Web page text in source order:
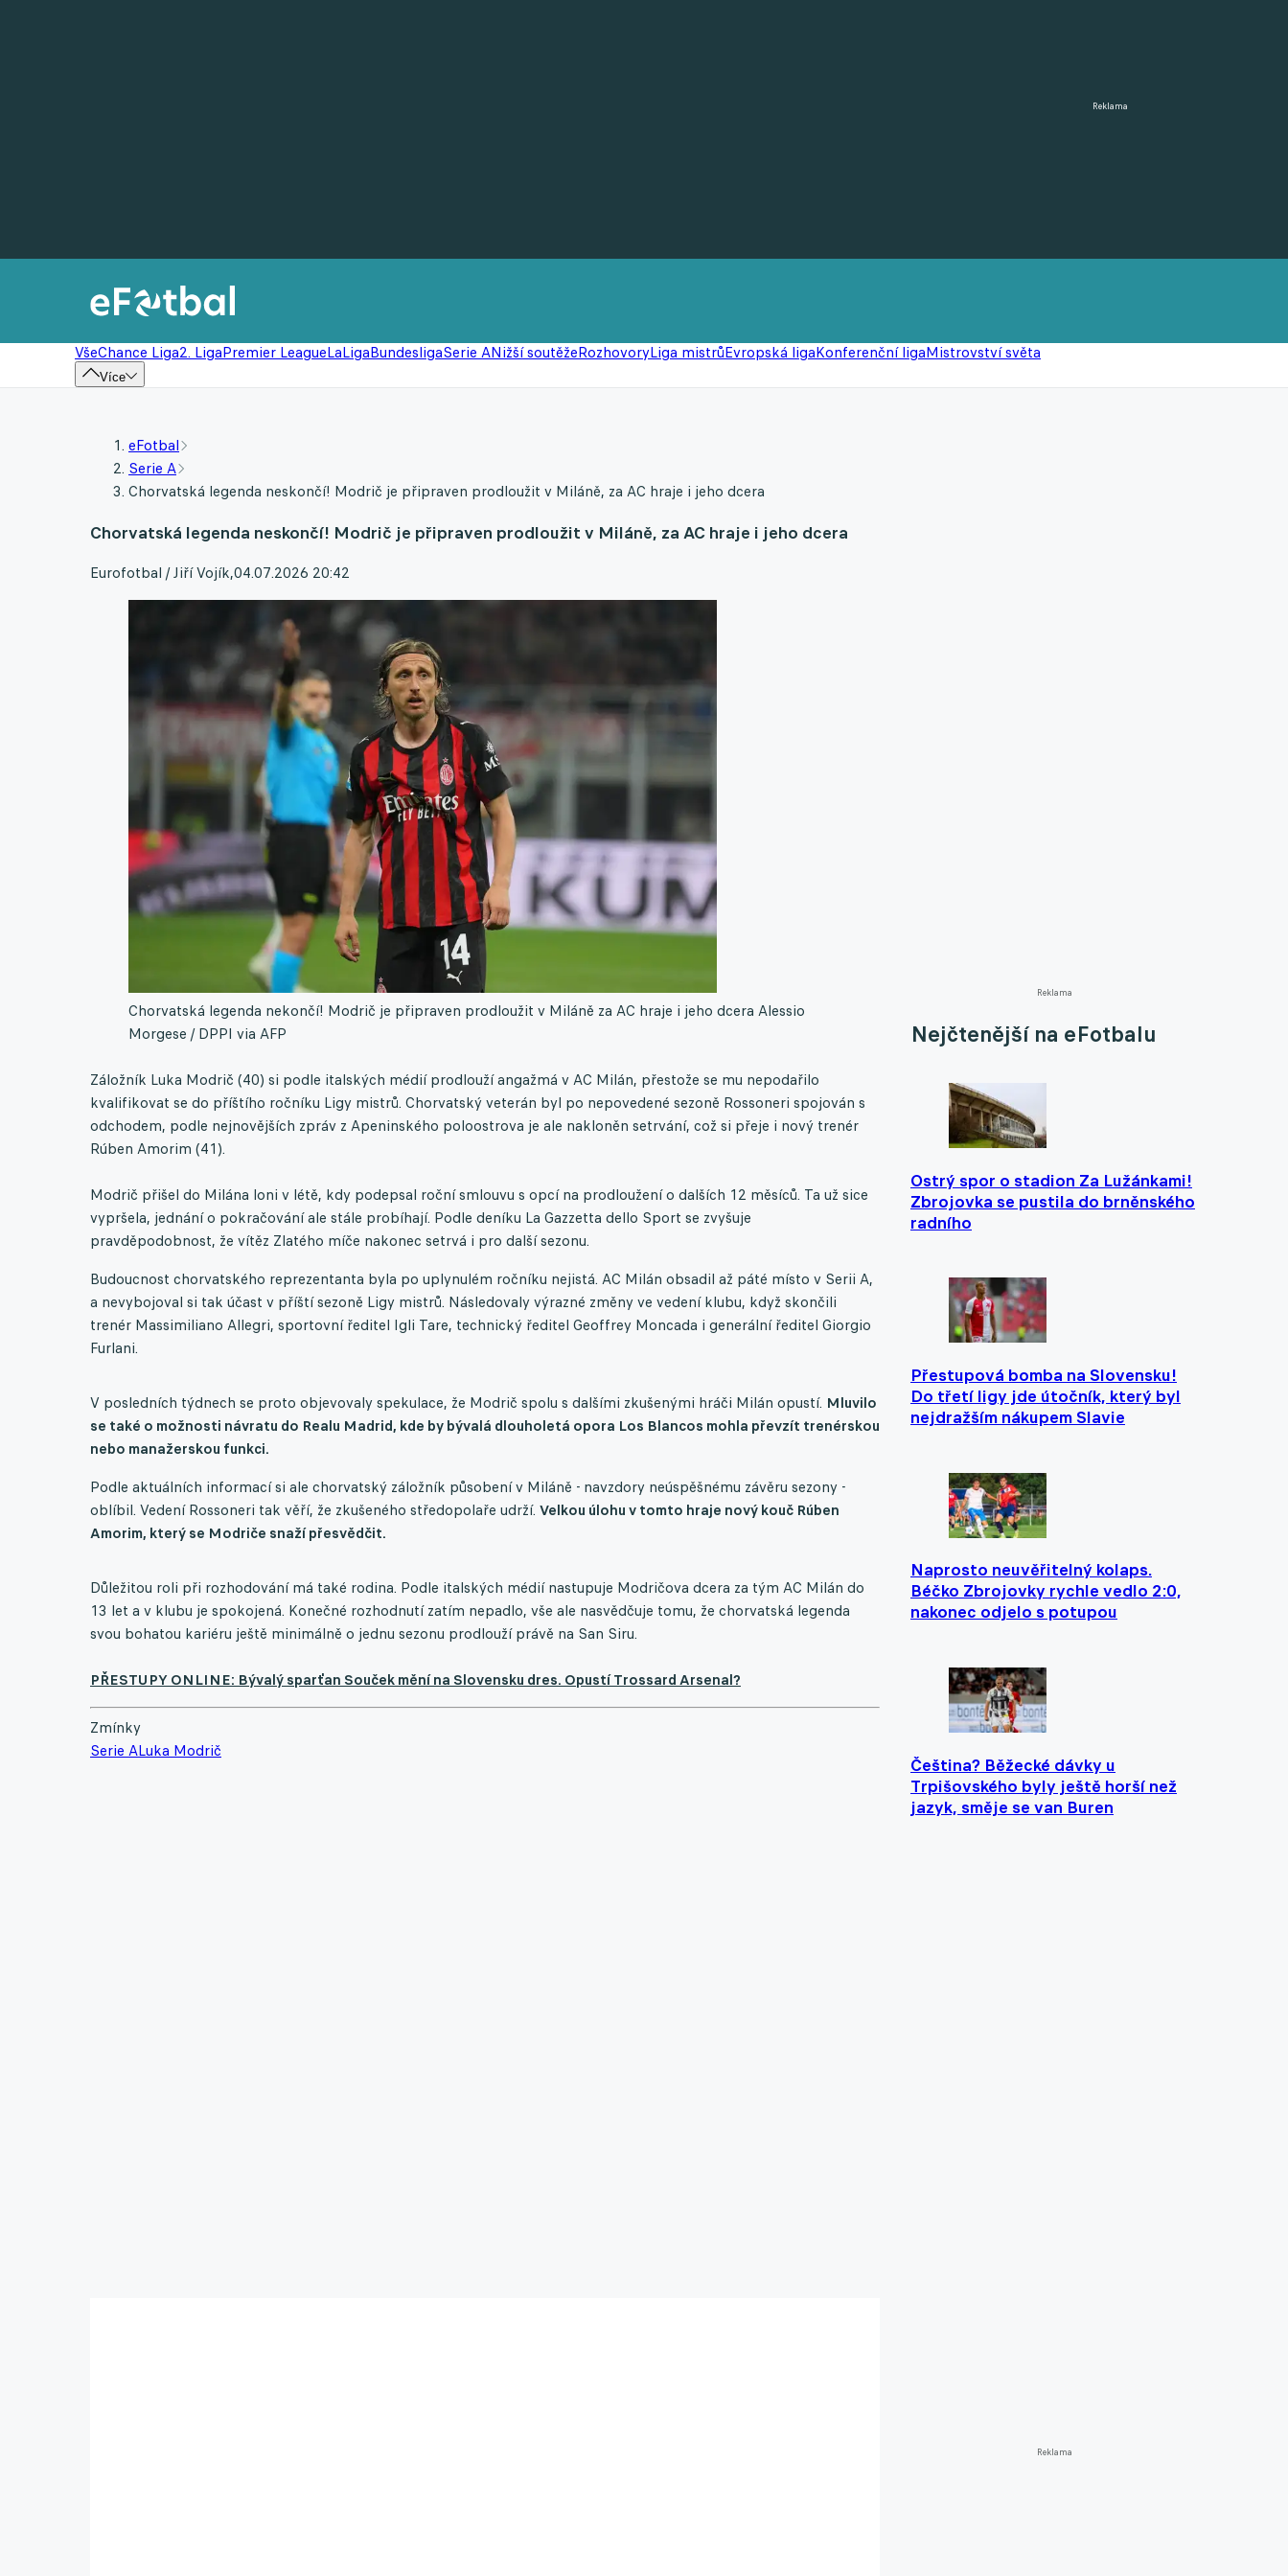
Reklama
VšeChance Liga2. LigaPremier LeagueLaLigaBundesligaSerie ANižší soutěžeRozhovoryLiga mistrůEvropská ligaKonferenční ligaMistrovství světa
Více
Reklama
Nejčtenější na eFotbalu
Ostrý spor o stadion Za Lužánkami!
Zbrojovka se pustila do brněnského
radního
Přestupová bomba na Slovensku!
Do třetí ligy jde útočník, který byl
nejdražším nákupem Slavie
Naprosto neuvěřitelný kolaps.
Béčko Zbrojovky rychle vedlo 2:0,
nakonec odjelo s potupou
Čeština? Běžecké dávky u
Trpišovského byly ještě horší než
jazyk, směje se van Buren
Reklama
eFotbal
Serie A
Chorvatská legenda neskončí! Modrič je připraven prodloužit v Miláně, za AC hraje i jeho dcera
Chorvatská legenda neskončí! Modrič je připraven prodloužit v Miláně, za AC hraje i jeho dcera
Eurofotbal / Jiří Vojík,04.07.2026 20:42
Chorvatská legenda nekončí! Modrič je připraven prodloužit v Miláně za AC hraje i jeho dcera Alessio
Morgese / DPPI via AFP
Záložník Luka Modrič (40) si podle italských médií prodlouží angažmá v AC Milán, přestože se mu nepodařilo
kvalifikovat se do příštího ročníku Ligy mistrů. Chorvatský veterán byl po nepovedené sezoně Rossoneri spojován s
odchodem, podle nejnovějších zpráv z Apeninského poloostrova je ale nakloněn setrvání, což si přeje i nový trenér
Rúben Amorim (41).
Modrič přišel do Milána loni v létě, kdy podepsal roční smlouvu s opcí na prodloužení o dalších 12 měsíců. Ta už sice
vypršela, jednání o pokračování ale stále probíhají. Podle deníku La Gazzetta dello Sport se zvyšuje
pravděpodobnost, že vítěz Zlatého míče nakonec setrvá i pro další sezonu.
Budoucnost chorvatského reprezentanta byla po uplynulém ročníku nejistá. AC Milán obsadil až páté místo v Serii A,
a nevybojoval si tak účast v příští sezoně Ligy mistrů. Následovaly výrazné změny ve vedení klubu, když skončili
trenér Massimiliano Allegri, sportovní ředitel Igli Tare, technický ředitel Geoffrey Moncada i generální ředitel Giorgio
Furlani.
V posledních týdnech se proto objevovaly spekulace, že Modrič spolu s dalšími zkušenými hráči Milán opustí. Mluvilo
se také o možnosti návratu do Realu Madrid, kde by bývalá dlouholetá opora Los Blancos mohla převzít trenérskou
nebo manažerskou funkci.
Podle aktuálních informací si ale chorvatský záložník působení v Miláně - navzdory neúspěšnému závěru sezony -
oblíbil. Vedení Rossoneri tak věří, že zkušeného středopolaře udrží. Velkou úlohu v tomto hraje nový kouč Rúben
Amorim, který se Modriče snaží přesvědčit.
Důležitou roli při rozhodování má také rodina. Podle italských médií nastupuje Modričova dcera za tým AC Milán do
13 let a v klubu je spokojená. Konečné rozhodnutí zatím nepadlo, vše ale nasvědčuje tomu, že chorvatská legenda
svou bohatou kariéru ještě minimálně o jednu sezonu prodlouží právě na San Siru.
PŘESTUPY ONLINE: Bývalý sparťan Souček mění na Slovensku dres. Opustí Trossard Arsenal?
Zmínky
Serie ALuka Modrič